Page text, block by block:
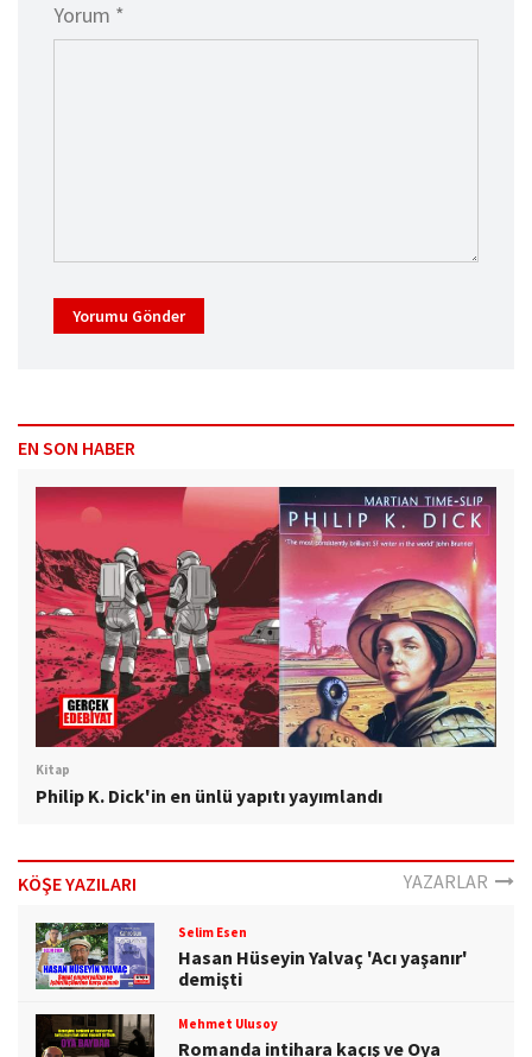
Yorum *
Yorumu Gönder
EN SON HABER
Kitap
Philip K. Dick'in en ünlü yapıtı yayımlandı
KÖŞE YAZILARI YAZARLAR
Selim Esen
Hasan Hüseyin Yalvaç 'Acı yaşanır'
demişti
Mehmet Ulusoy
Romanda intihara kaçış ve Oya